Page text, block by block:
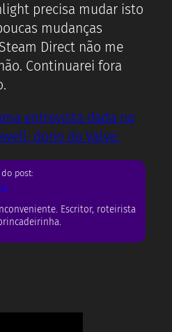
precisa mudar isto
mudanças
Direct não me
Continuarei fora
entrevista dada no
dono da Valve.
post:
Escritor, roteirista